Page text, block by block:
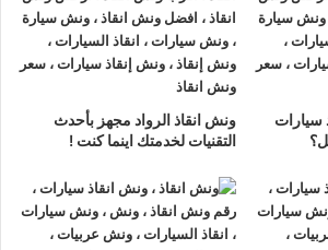
لـسحب السياراتمن الاعطال والحوادث
يرجي الاتصال بنا عليرقم ونش انقاذ
–
01093018585
–
اقرب ونش انقاذ
سياراتفي شارع الازهر
نحن أرخص ونش أنقاذفي شارع الازهر و
سيارات
ونش انقاذ الرواد مجهز بأحدث
التقنيات لخدمتك اينما كنت !